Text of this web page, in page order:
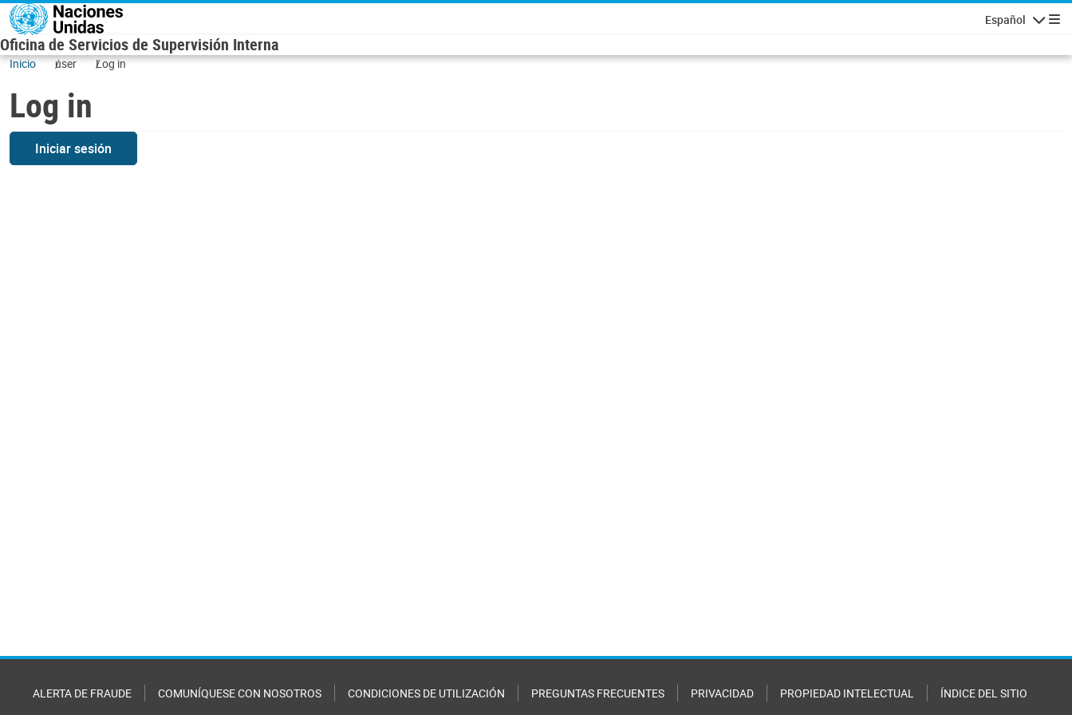
Skip to main content
Español
Oficina de Servicios de Supervisión Interna
Inicio user Log in
Log in
Iniciar sesión
ALERTA DE FRAUDE COMUNÍQUESE CON NOSOTROS CONDICIONES DE UTILIZACIÓN PREGUNTAS FRECUENTES PRIVACIDAD PROPIEDAD INTELECTUAL ÍNDICE DEL SITIO